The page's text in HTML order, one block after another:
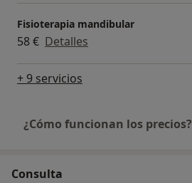
Fisioterapia mandibular
58 € Detalles
+ 9 servicios
¿Cómo funcionan los precios?
Consulta